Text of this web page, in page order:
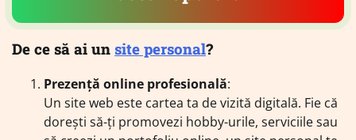
De ce să ai un site personal?
Prezență online profesională:
Un site web este cartea ta de vizită digitală. Fie că
dorești să-ți promovezi hobby-urile, serviciile sau